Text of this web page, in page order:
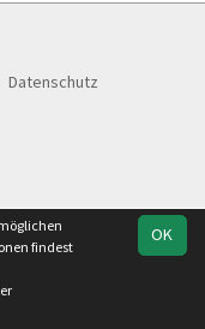
Datenschutz
OK
findest